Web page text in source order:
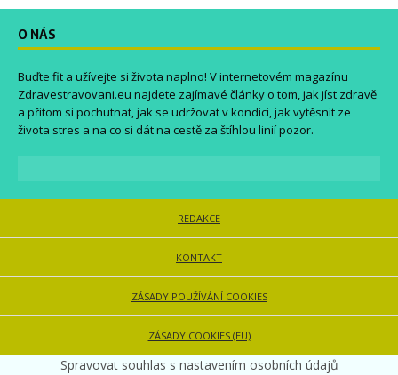
O NÁS
Buďte fit a užívejte si života naplno! V internetovém magazínu
Zdravestravovani.eu najdete zajímavé články o tom, jak jíst zdravě
a přitom si pochutnat, jak se udržovat v kondici, jak vytěsnit ze
života stres a na co si dát na cestě za štíhlou linií pozor.
REDAKCE
KONTAKT
ZÁSADY POUŽÍVÁNÍ COOKIES
ZÁSADY COOKIES (EU)
Spravovat souhlas s nastavením osobních údajů